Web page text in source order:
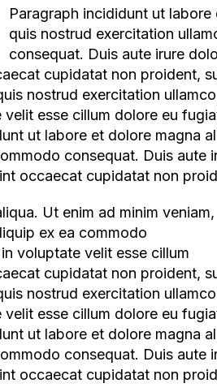
Paragraph incididunt ut labore et dolore magna aliqua. Ut enim ad minim veniam,
quis nostrud exercitation
consequat. Duis aute irure
cupidatat non proident,
nostrud exercitation
esse cillum dolore eu
ut labore et dolore magna
consequat. Duis
occaecat cupidatat non
ex ea commodo
voluptate velit esse cillum
cupidatat non proident,
nostrud exercitation
esse cillum dolore eu
ut labore et dolore magna
consequat. Duis
occaecat cupidatat non